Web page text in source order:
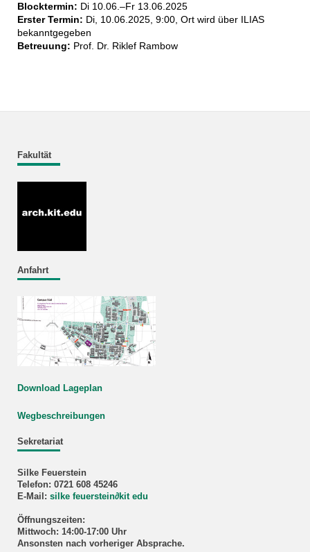
Blocktermin: Di 10.06.–Fr 13.06.2025
Erster Termin: Di, 10.06.2025, 9:00, Ort wird über ILIAS
bekanntgegeben
Betreuung: Prof. Dr. Riklef Rambow
Fakultät
Anfahrt
Download Lageplan
Wegbeschreibungen
Sekretariat
Silke Feuerstein
Telefon: 0721 608 45246
E-Mail: silke feuerstein∂kit edu
Öffnungszeiten:
Mittwoch: 14:00-17:00 Uhr
Ansonsten nach vorheriger Absprache.